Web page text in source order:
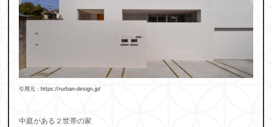
中庭がある２世帯の家
引用元：https://rurban-design.jp/